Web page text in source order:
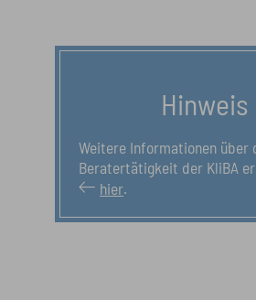
Hinweis
Weitere Informationen über
Beratertätigkeit der KliBA
hier.